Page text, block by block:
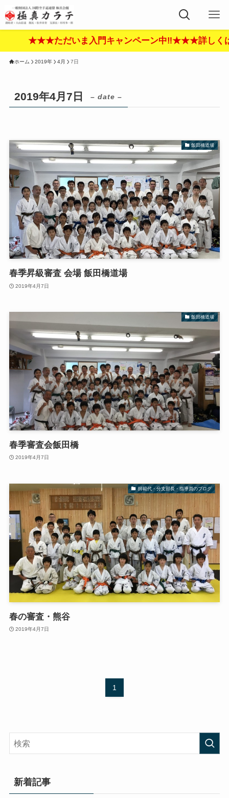
★★★ただいま入門キャンペーン中‼︎★★★詳しくは
ホーム 2019年 4月 7日
2019年4月7日 – date –
飯田橋道場
春季昇級審査 会場 飯田橋道場
2019年4月7日
飯田橋道場
春季審査会飯田橋
2019年4月7日
師範代・分支部長・指導員のブログ
春の審査・熊谷
2019年4月7日
1
新着記事